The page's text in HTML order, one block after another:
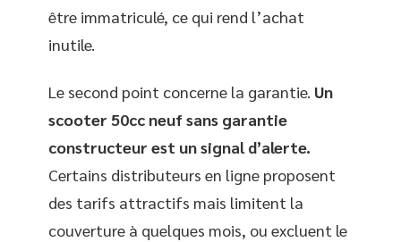
être immatriculé, ce qui rend l’achat
inutile.
Le second point concerne la garantie. Un
scooter 50cc neuf sans garantie
constructeur est un signal d’alerte.
Certains distributeurs en ligne proposent
des tarifs attractifs mais limitent la
couverture à quelques mois, ou excluent le